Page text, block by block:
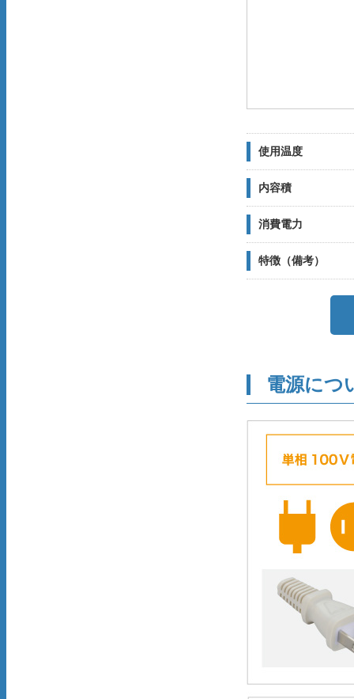
使用温度
内容積
消費電力
特徴（備考）
電源につ